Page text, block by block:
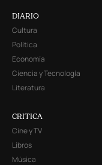
DIARIO
Cultura
Política
Economía
Ciencia y Tecnología
Literatura
CRITICA
Cine y TV
Libros
Música